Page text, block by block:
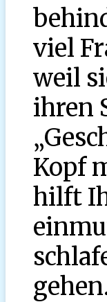
viel
weil
ihren
Kopf
hilft